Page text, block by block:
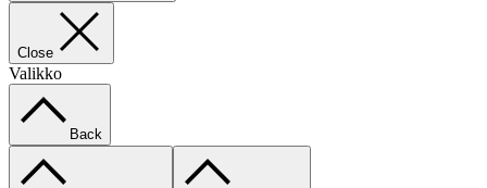
Close
Valikko
Back